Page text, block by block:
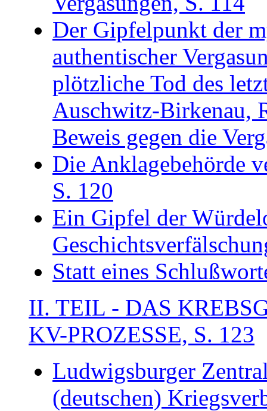
Der Gipfelpunkt der
authentischer
plötzliche Tod des
Auschwitz-Birkenau,
Beweis gegen die
Die Anklagebehörde
S. 120
Ein Gipfel der
Statt eines
II. TEIL - DAS
KV-PROZESSE, S. 123
Ludwigsburger
(deutschen)